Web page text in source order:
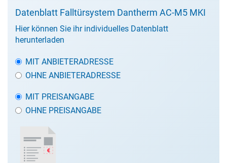
Datenblatt Falltürsystem Dantherm AC-M5 MKI
Hier können Sie ihr individuelles Datenblatt
herunterladen
MIT ANBIETERADRESSE
OHNE ANBIETERADRESSE
MIT PREISANGABE
OHNE PREISANGABE